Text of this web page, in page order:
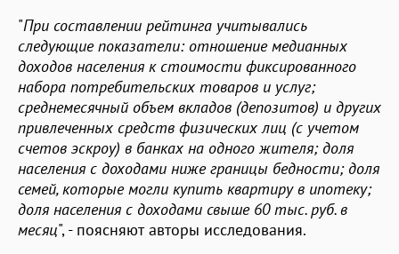
"При составлении рейтинга учитывались
следующие показатели: отношение медианных
доходов населения к стоимости фиксированного
набора потребительских товаров и услуг;
среднемесячный объем вкладов (депозитов) и других
привлеченных средств физических лиц (с учетом
счетов эскроу) в банках на одного жителя; доля
населения с доходами ниже границы бедности; доля
семей, которые могли купить квартиру в ипотеку;
доля населения с доходами свыше 60 тыс. руб. в
месяц", - поясняют авторы исследования.